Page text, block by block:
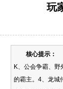
玩
核心提示：
K、公会争霸、
的霸主。4、龙